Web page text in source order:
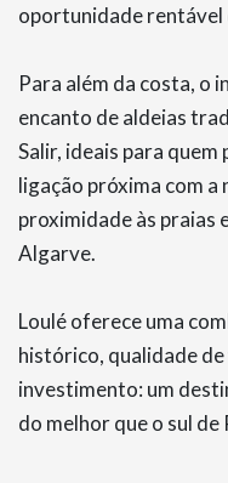
oportunidade
Para além da costa, o
encanto de aldeias
Salir, ideais para
ligação próxima com a
proximidade às praias
Algarve.
Loulé oferece uma
histórico, qualidade
investimento: um
do melhor que o sul